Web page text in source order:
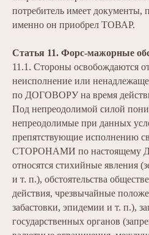
потребитель имеет документы,
именно он приобрел ТОВАР.
Статья 11. Форс-мажорные
11.1. Стороны освобождаются
неисполнение или
по ДОГОВОРУ на время
Под непреодолимой силой
непреодолимые при данных
препятствующие исполнению
СТОРОНАМИ по настоящему
относятся стихийные явления
и т. п.), обстоятельства
действия, чрезвычайные
забастовки, эпидемии и т. п.),
государственных органов